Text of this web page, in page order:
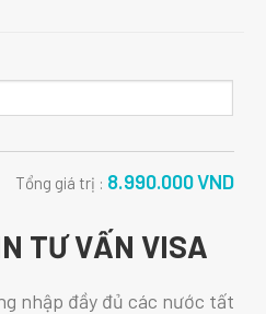
Tổng giá trị : 8.990.000VND
TƯ VẤN VISA
nhập đầy đủ các nước tất